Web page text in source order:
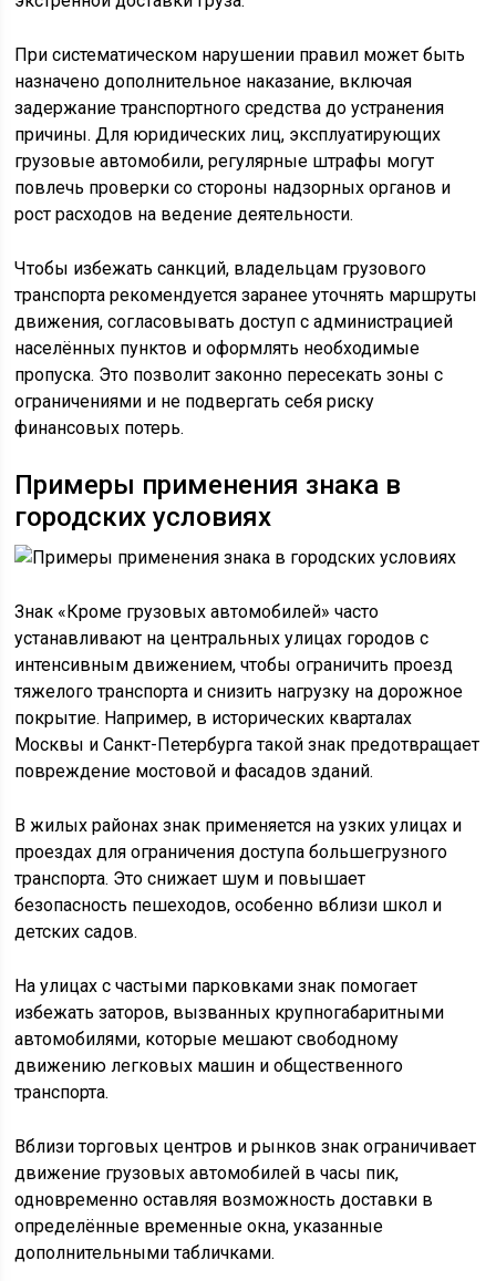
При систематическом нарушении правил может быть
назначено дополнительное наказание, включая
задержание транспортного средства до устранения
причины. Для юридических лиц, эксплуатирующих
грузовые автомобили, регулярные штрафы могут
повлечь проверки со стороны надзорных органов и
рост расходов на ведение деятельности.
Чтобы избежать санкций, владельцам грузового
транспорта рекомендуется заранее уточнять маршруты
движения, согласовывать доступ с администрацией
населённых пунктов и оформлять необходимые
пропуска. Это позволит законно пересекать зоны с
ограничениями и не подвергать себя риску
финансовых потерь.
Примеры применения знака в
городских условиях
Знак «Кроме грузовых автомобилей» часто
устанавливают на центральных улицах городов с
интенсивным движением, чтобы ограничить проезд
тяжелого транспорта и снизить нагрузку на дорожное
покрытие. Например, в исторических кварталах
Москвы и Санкт-Петербурга такой знак предотвращает
повреждение мостовой и фасадов зданий.
В жилых районах знак применяется на узких улицах и
проездах для ограничения доступа большегрузного
транспорта. Это снижает шум и повышает
безопасность пешеходов, особенно вблизи школ и
детских садов.
На улицах с частыми парковками знак помогает
избежать заторов, вызванных крупногабаритными
автомобилями, которые мешают свободному
движению легковых машин и общественного
транспорта.
Вблизи торговых центров и рынков знак ограничивает
движение грузовых автомобилей в часы пик,
одновременно оставляя возможность доставки в
определённые временные окна, указанные
дополнительными табличками.